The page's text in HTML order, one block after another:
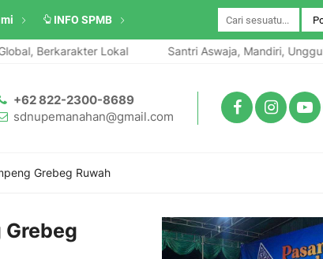
INFO SPMB
Berkarakter Lokal Santri Aswaja, Mandiri, Unggul,
+62 822-2300-8689
sdnupemanahan@gmail.com
Grebeg Ruwah
Grebeg